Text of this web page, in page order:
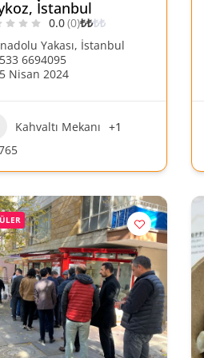
İstanbul
0.0(0)₺₺₺₺
Yakası, İstanbul
6694095
Nisan 2024
Kahvaltı Mekanı +1